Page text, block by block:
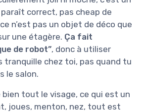
correct, pas cheap de
n’est pas un objet de déco que
une étagère. Ça fait
de robot”, donc à utiliser
tranquille chez toi, pas quand tu
le salon.
bien tout le visage, ce qui est un
joues, menton, nez, tout est